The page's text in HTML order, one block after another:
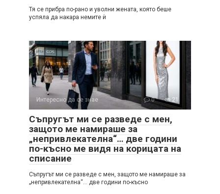
Тя се прибра по-рано и уволни жената, която беше
успяла да накара немите ѝ
Интересно да се знае 0 21
Съпругът ми се разведе с мен,
защото ме намираше за
„непривлекателна“… две години
по-късно ме видя на корицата на
списание
Съпругът ми се разведе с мен, защото ме намираше за
„непривлекателна“… две години по-късно